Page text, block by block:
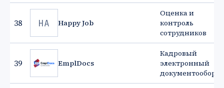
38 HA Happy Job
Оценка и
контроль
сотрудников
39 EmplDocs
Кадровый
электронный
документооборот